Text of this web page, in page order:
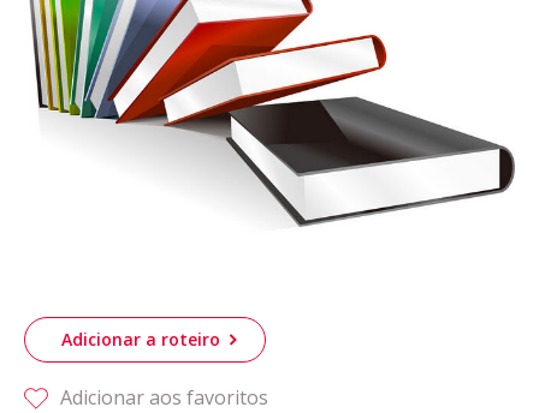
Acompanhe a Leiria Agenda
CULTURA
Adicionar a roteiro
Adicionar aos favoritos